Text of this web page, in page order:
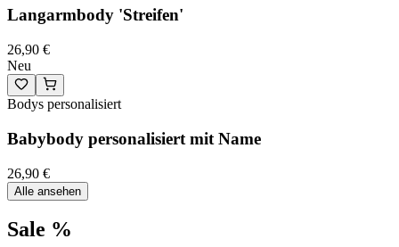
Langarmbody 'Streifen'
26,90 €
Neu
Bodys personalisiert
Babybody personalisiert mit Name
26,90 €
Alle ansehen
Sale %